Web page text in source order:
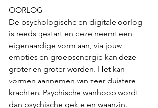
OORLOG
De psychologische en digitale oorlog
is reeds gestart en deze neemt een
eigenaardige vorm aan, via jouw
emoties en groepsenergie kan deze
groter en groter worden. Het kan
vormen aannemen van zeer duistere
krachten. Psychische wanhoop wordt
dan psychische gekte en waanzin.